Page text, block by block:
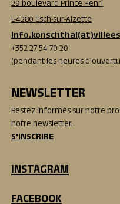
29 boulevard Prince Henri
L-4280 Esch-sur-Alzette
+352 27 54 70 20
(pendant les heures
NEWSLETTER
Restez informés sur notre
notre newsletter.
S'INSCRIRE
INSTAGRAM
FACEBOOK